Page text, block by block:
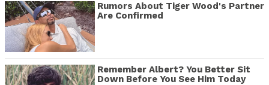
Rumors About Tiger Wood's Partner
Are Confirmed
Remember Albert? You Better Sit
Down Before You See Him Today